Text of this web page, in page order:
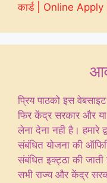
कार्ड | Online
प्रिय पाठको इस
फिर केंद्र सरकार और
लेना देना नही है। हमारे
संबंधित योजना की
संबंधित इक्ट्ठा की जाती
सभी राज्य और केंद्र